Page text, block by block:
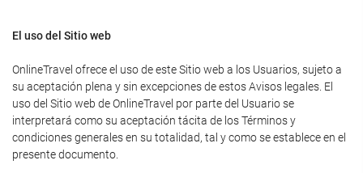
El uso del Sitio web
OnlineTravel ofrece el uso de este Sitio web a los Usuarios, sujeto a
su aceptación plena y sin excepciones de estos Avisos legales. El
uso del Sitio web de OnlineTravel por parte del Usuario se
interpretará como su aceptación tácita de los Términos y
condiciones generales en su totalidad, tal y como se establece en el
presente documento.